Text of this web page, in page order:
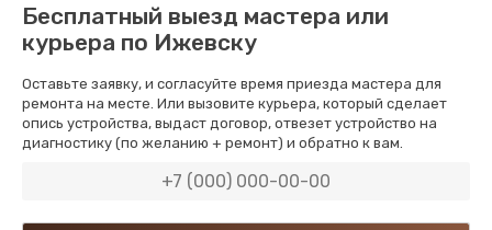
820 руб.
Комплексная профилактика
890 руб.
Заказать
Бесплатный выезд мастера или
курьера по Ижевску
Оставьте заявку, и согласуйте время приезда мастера для
ремонта на месте. Или вызовите курьера, который сделает
опись устройства, выдаст договор, отвезет устройство на
диагностику (по желанию + ремонт) и обратно к вам.